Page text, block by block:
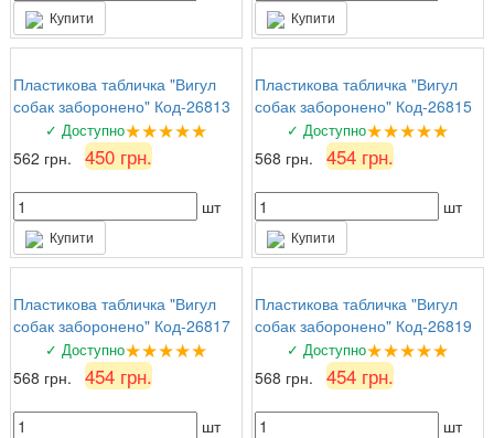
Купити Купити
Пластикова табличка "Вигул
собак заборонено" Код-26813
✓ Доступно★★★★★
562 грн. 450 грн.
шт
Купити
Пластикова табличка "Вигул
собак заборонено" Код-26815
✓ Доступно★★★★★
568 грн. 454 грн.
шт
Купити
Пластикова табличка "Вигул
собак заборонено" Код-26817
✓ Доступно★★★★★
568 грн. 454 грн.
шт
Пластикова табличка "Вигул
собак заборонено" Код-26819
✓ Доступно★★★★★
568 грн. 454 грн.
шт